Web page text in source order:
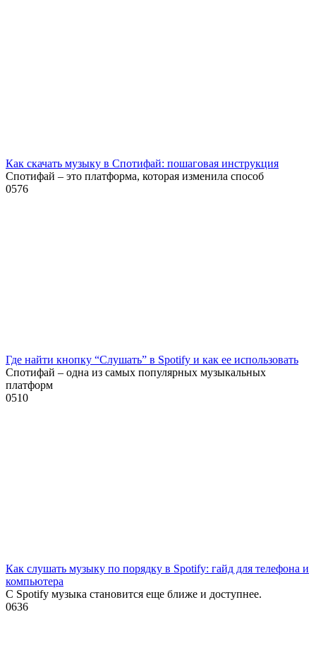
Как скачать музыку в Спотифай: пошаговая инструкция
Спотифай – это платформа, которая изменила способ
0576
Где найти кнопку “Слушать” в Spotify и как ее использовать
Спотифай – одна из самых популярных музыкальных
платформ
0510
Как слушать музыку по порядку в Spotify: гайд для телефона и
компьютера
С Spotify музыка становится еще ближе и доступнее.
0636